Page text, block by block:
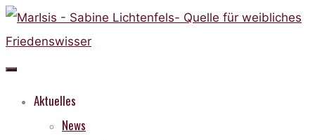
Skip
to
content
Aktuelles
News